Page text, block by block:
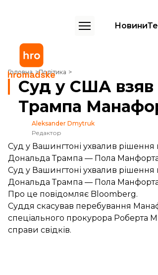
Новини
Головна Політика
Суд у США взяв під варту екс-радника кампанії
Суд у США взяв
Трампа
Aleksander Dmytruk
Редактор
Суд у Вашингтоні ухвалив рішення
Дональда Трампа — Пола
Суд у Вашингтоні ухвалив рішення
Дональда Трампа — Пола
Про це повідомляє Bloomberg.
Суддя скасував перебування
спеціального прокурора Роберта
справи свідків.